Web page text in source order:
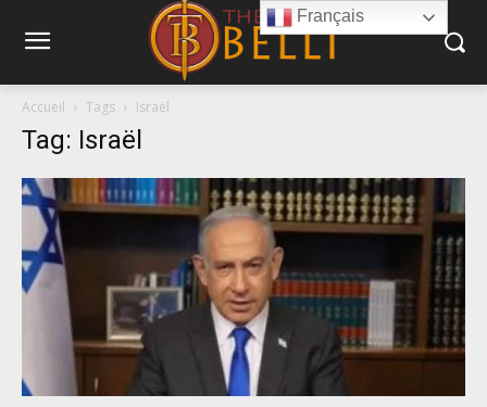
Accueil Tags Israël
Tag: Israël
Français